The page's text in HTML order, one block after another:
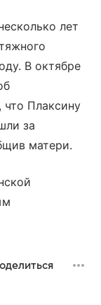
лет
В октябре
что Плаксину
за
матери.